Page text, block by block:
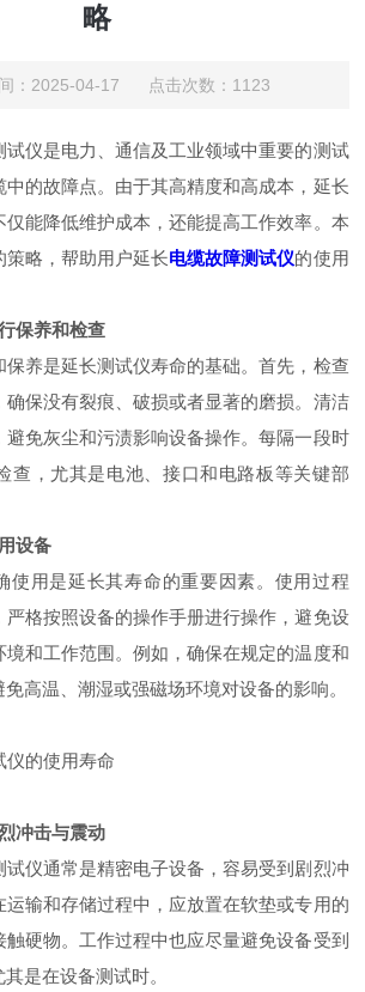
略
：2025-04-17 点击次数：1123
是电力、通信及工业领域中重要的测试
中的故障点。由于其高精度和高成本，延长
能降低维护成本，还能提高工作效率。本
略，帮助用户延长电缆故障测试仪的使用
保养和检查
是延长测试仪寿命的基础。首先，检查
确保没有裂痕、破损或者显著的磨损。清洁
避免灰尘和污渍影响设备操作。每隔一段时
查，尤其是电池、接口和电路板等关键部
设备
用是延长其寿命的重要因素。使用过程
严格按照设备的操作手册进行操作，避免设
和工作范围。例如，确保在规定的温度和
高温、潮湿或强磁场环境对设备的影响。
冲击与震动
通常是精密电子设备，容易受到剧烈冲
输和存储过程中，应放置在软垫或专用的
硬物。工作过程中也应尽量避免设备受到
是在设备测试时。